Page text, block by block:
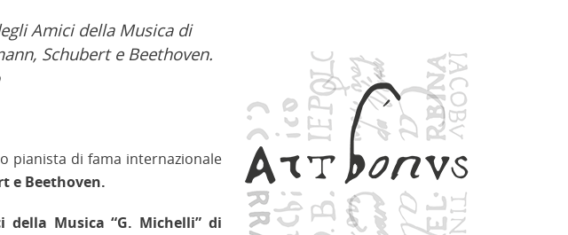
Amici della Musica di
Schubert e Beethoven.
pianista di fama internazionale
e Beethoven.
della Musica “G. Michelli” di